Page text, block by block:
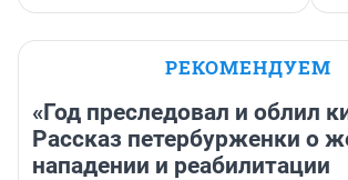
РЕКОМЕНДУЕМ
«Год преследовал и облил
Рассказ петербурженки о
нападении и реабилитации